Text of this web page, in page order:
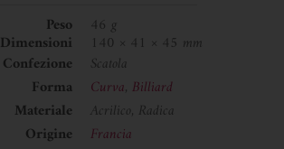
Peso 46 g
Dimensioni
140 × 41 × 45 mm
Confezione
Scatola
Forma
Curva, Billiard
Materiale
Acrilico, Radica
Origine
Francia